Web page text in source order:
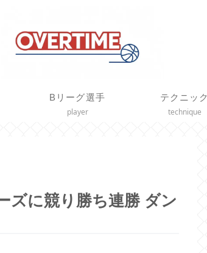
Bリーグ選手
player
テクニック
technique
ズに競り勝ち連勝 ダン